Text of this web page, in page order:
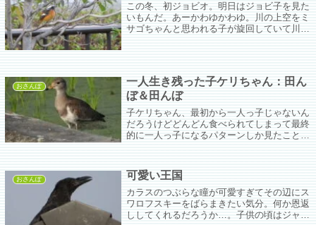
この冬、初ジョビオ。明日はジョビ子を見た
いもんだ。あーかわゆかわゆ。川の上空をミ
サゴちゃんと思われる子が旋回していて川に
羽を乾かしていた。どこで何を取り違えたん
だろう…。
おさんぽ
一人生き残った子ケリちゃん：田ん
ぼ＆田んぼ
子ケリちゃん、最初から一人っ子じゃないん
だろうけどどんどん食べられてしまって最終
的に一人っ子になるパターンしか見たことが
おさんぽ 可愛い王国
カラスのつぶらな瞳が可愛すぎてその辺にス
ワロフスキーをばらまきたい気分。何か恩返
ししてくれるだろうか…。子供の頃はジャノ